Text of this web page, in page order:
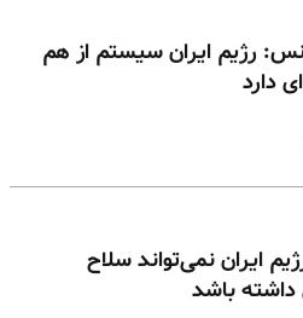
رژیم ایران سیستم از هم
دارد
ایران نمی‌تواند سلاح
باشد